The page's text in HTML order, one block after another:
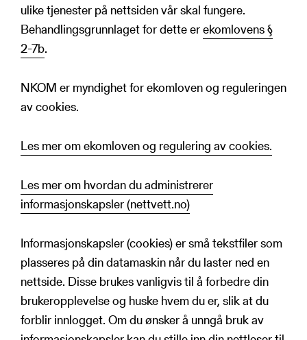
ulike tjenester på nettsiden vår skal fungere.
Behandlingsgrunnlaget for dette erekomlovens §
2-7b.
NKOM er myndighet for ekomloven og reguleringen
av cookies.
Les mer om ekomloven og regulering av cookies.
Les mer om hvordan du administrerer
informasjonskapsler (nettvett.no)
Informasjonskapsler (cookies) er små tekstfiler som
plasseres på din datamaskin når du laster ned en
nettside. Disse brukes vanligvis til å forbedre din
brukeropplevelse og huske hvem du er, slik at du
forblir innlogget. Om du ønsker å unngå bruk av